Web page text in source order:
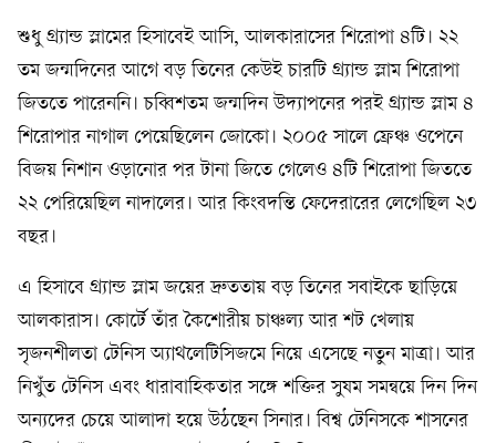
শুধু গ্র্যান্ড স্লামের হিসাবেই আসি, আলকারাসের শিরোপা ৪টি। ২২
তম জন্মদিনের আগে বড় তিনের কেউই চারটি গ্র্যান্ড স্লাম শিরোপা
জিততে পারেননি। চব্বিশতম জন্মদিন উদ্যাপনের পরই গ্র্যান্ড স্লাম ৪
শিরোপার নাগাল পেয়েছিলেন জোকো। ২০০৫ সালে ফ্রেঞ্চ ওপেনে
বিজয় নিশান ওড়ানোর পর টানা জিতে গেলেও ৪টি শিরোপা জিততে
২২ পেরিয়েছিল নাদালের। আর কিংবদন্তি ফেদেরারের লেগেছিল ২৩
বছর।
এ হিসাবে গ্র্যান্ড স্লাম জয়ের দ্রুততায় বড় তিনের সবাইকে ছাড়িয়ে
আলকারাস। কোর্টে তাঁর কৈশোরীয় চাঞ্চল্য আর শট খেলায়
সৃজনশীলতা টেনিস অ্যাথলেটিসিজমে নিয়ে এসেছে নতুন মাত্রা। আর
নিখুঁত টেনিস এবং ধারাবাহিকতার সঙ্গে শক্তির সুষম সমন্বয়ে দিন দিন
অন্যদের চেয়ে আলাদা হয়ে উঠছেন সিনার। বিশ্ব টেনিসকে শাসনের